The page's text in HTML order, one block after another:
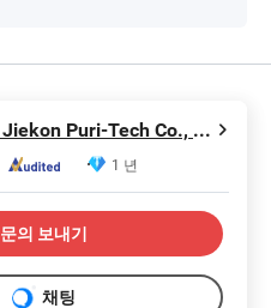
Suzhou Jiekon Puri-Tech Co., Ltd.
1 년
문의 보내기
채팅